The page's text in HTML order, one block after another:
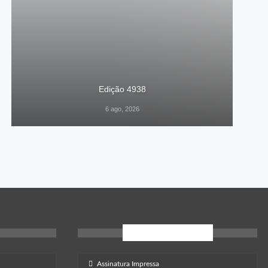
Edição 4938
6 ago, 2026
Inscreva-Se
Assinatura Impressa